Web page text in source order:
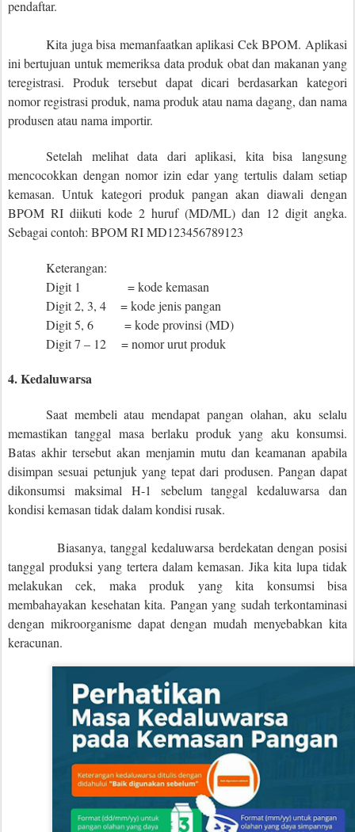
pendaftar.
Kita juga bisa memanfaatkan aplikasi Cek BPOM. Aplikasi
ini bertujuan untuk memeriksa data produk obat dan makanan yang
teregistrasi. Produk tersebut dapat dicari berdasarkan kategori
nomor registrasi produk, nama produk atau nama dagang, dan nama
produsen atau nama importir.
Setelah melihat data dari aplikasi, kita bisa langsung
mencocokkan dengan nomor izin edar yang tertulis dalam setiap
kemasan. Untuk kategori produk pangan akan diawali dengan
BPOM RI diikuti kode 2 huruf (MD/ML) dan 12 digit angka.
Sebagai contoh: BPOM RI MD123456789123
Keterangan:
Digit 1 = kode kemasan
Digit 2, 3, 4 = kode jenis pangan
Digit 5, 6 = kode provinsi (MD)
Digit 7 – 12 = nomor urut produk
4. Kedaluwarsa
Saat membeli atau mendapat pangan olahan, aku selalu
memastikan tanggal masa berlaku produk yang aku konsumsi.
Batas akhir tersebut akan menjamin mutu dan keamanan apabila
disimpan sesuai petunjuk yang tepat dari produsen. Pangan dapat
dikonsumsi maksimal H-1 sebelum tanggal kedaluwarsa dan
kondisi kemasan tidak dalam kondisi rusak.
Biasanya, tanggal kedaluwarsa berdekatan dengan posisi
tanggal produksi yang tertera dalam kemasan. Jika kita lupa tidak
melakukan cek, maka produk yang kita konsumsi bisa
membahayakan kesehatan kita. Pangan yang sudah terkontaminasi
dengan mikroorganisme dapat dengan mudah menyebabkan kita
keracunan.